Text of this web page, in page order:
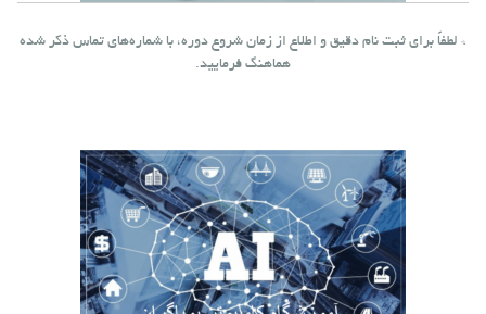
* لطفاً برای ثبت نام دقیق و اطلاع از زمان شروع دوره، با شماره‌های تماس ذکر شده
هماهنگ فرمایید.